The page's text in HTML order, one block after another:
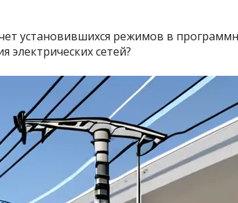
установившихся режимов в
электрических сетей?